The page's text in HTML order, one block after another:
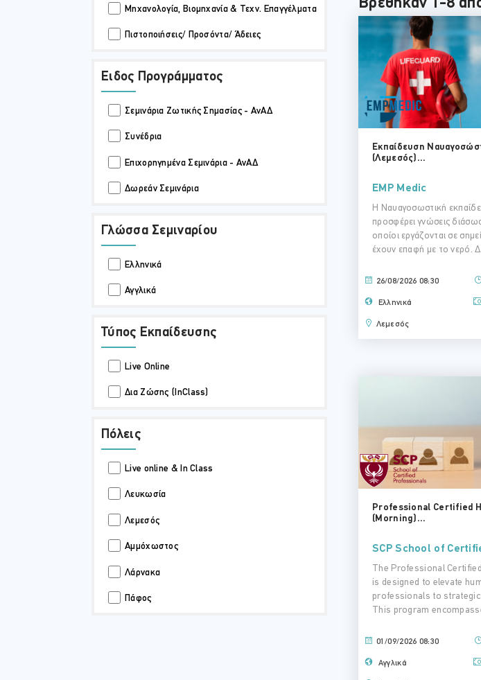
Μηχανολογία, Βιομηχανία & Τεχν. Επαγγέλματα
Πιστοποιήσεις/ Προσόντα/ Άδειες
Ειδος Προγράμματος
Σεμινάρια Ζωτικής Σημασίας - ΑνΑΔ
Συνέδρια
Επιχορηγημένα Σεμινάρια - ΑνΑΔ
Δωρεάν Σεμινάρια
Γλώσσα Σεμιναρίου
Ελληνικά
Αγγλικά
Τύπος Εκπαίδευσης
Live Online
Δια Ζώσης (InClass)
Πόλεις
Live online & In Class
Λευκωσία
Λεμεσός
Αμμόχωστος
Λάρνακα
Πάφος
Εκπαίδευση
(Λεμεσός)...
EMP Medic
Η Ναυαγοσωστική
προσφέρει γνώσεις
οποίοι εργάζονται σε
έχουν επαφή με το νερό.
26/08/2026 08:30
Ελληνικά
Λεμεσός
Professional Certified
(Morning)...
SCP School of
The Professional
is designed to elevate
professionals to
This program
01/09/2026 08:30
Αγγλικά